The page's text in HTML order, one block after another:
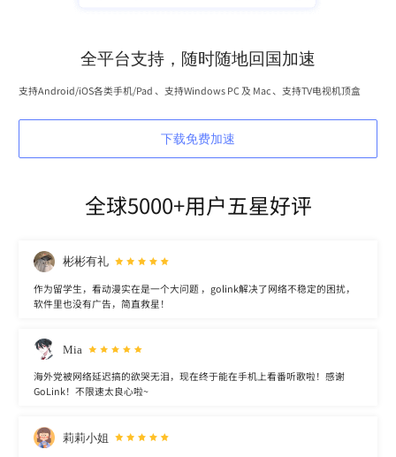
全平台支持，随时随地回国加速
支持Android/iOS各类手机/Pad 、支持Windows PC 及 Mac 、支持TV电视机顶盒
下载免费加速
全球5000+用户五星好评
彬彬有礼
作为留学生，看动漫实在是一个大问题 ，golink解决了网络不稳定的困扰，
软件里也没有广告，简直救星！
Mia
海外党被网络延迟搞的欲哭无泪，现在终于能在手机上看番听歌啦！感谢
GoLink！不限速太良心啦~
莉莉小姐